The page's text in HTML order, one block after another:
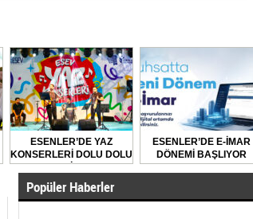
ESENLER’DE YAZ
KONSERLERİ DOLU DOLU
GEÇİYOR
ESENLER’DE E-İMAR
DÖNEMİ BAŞLIYOR
Popüler Haberler